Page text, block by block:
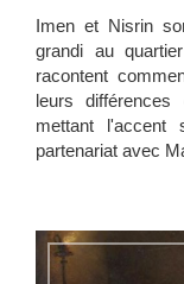
Imen et Nisrin
grandi au
racontent
leurs
mettant
partenariat avec